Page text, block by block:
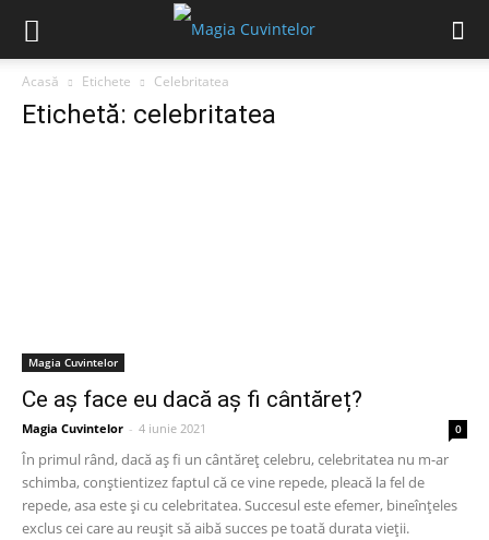
Acasă Etichete Celebritatea
Etichetă: celebritatea
Magia Cuvintelor
Ce aș face eu dacă aș fi cântăreț?
Magia Cuvintelor - 4 iunie 2021 0
În primul rând, dacă aș fi un cântăreț celebru, celebritatea nu m-ar
schimba, conștientizez faptul că ce vine repede, pleacă la fel de
repede, asa este și cu celebritatea. Succesul este efemer, bineînțeles
exclus cei care au reușit să aibă succes pe toată durata vieții.